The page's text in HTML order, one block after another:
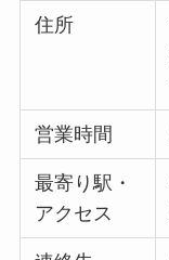
住所
営業時間
最寄り駅・
アクセス